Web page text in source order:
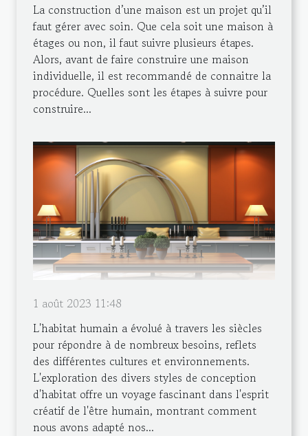
La construction d’une maison est un projet qu’il
faut gérer avec soin. Que cela soit une maison à
étages ou non, il faut suivre plusieurs étapes.
Alors, avant de faire construire une maison
individuelle, il est recommandé de connaitre la
procédure. Quelles sont les étapes à suivre pour
construire...
1 août 2023 11:48
L'habitat humain a évolué à travers les siècles
pour répondre à de nombreux besoins, reflets
des différentes cultures et environnements.
L'exploration des divers styles de conception
d'habitat offre un voyage fascinant dans l'esprit
créatif de l'être humain, montrant comment
nous avons adapté nos...